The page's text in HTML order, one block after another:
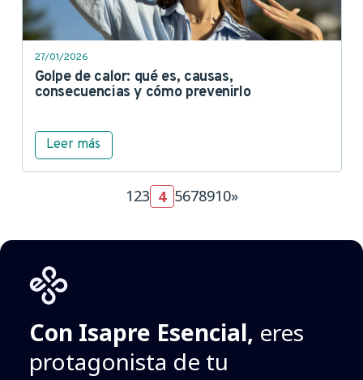
27/01/2026
Golpe de calor: qué es, causas,
consecuencias y cómo prevenirlo
Leer más
123 4(current)
5678910»
Con Isapre Esencial, eres
protagonista de tu